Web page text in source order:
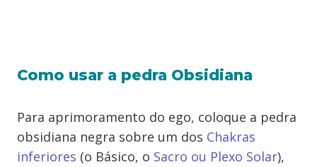
Como usar a pedra Obsidiana
Para aprimoramento do ego, coloque a pedra
obsidiana negra sobre um dos Chakras
inferiores (o Básico, o Sacro ou Plexo Solar),